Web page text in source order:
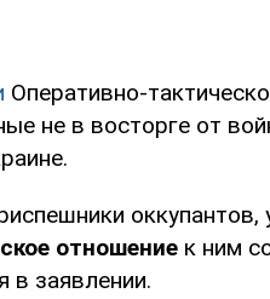
Оперативно-
не в восторге от
отношение к ним
в заявлении.